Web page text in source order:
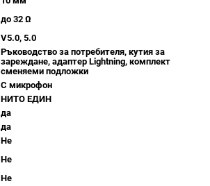
до 32 Ω
V5.0, 5.0
Ръководство за потребителя, кутия за
зареждане, адаптер Lightning, комплект
сменяеми подложки
С микрофон
НИТО ЕДИН
да
да
Не
Не
Не